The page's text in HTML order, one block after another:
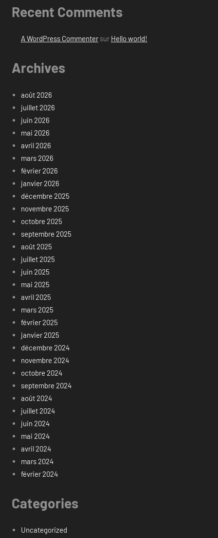
Recent Comments
A WordPress Commentersur Hello world!
Archives
août 2026
juillet 2026
juin 2026
mai 2026
avril 2026
mars 2026
février 2026
janvier 2026
décembre 2025
novembre 2025
octobre 2025
septembre 2025
août 2025
juillet 2025
juin 2025
mai 2025
avril 2025
mars 2025
février 2025
janvier 2025
décembre 2024
novembre 2024
octobre 2024
septembre 2024
août 2024
juillet 2024
juin 2024
mai 2024
avril 2024
mars 2024
février 2024
Categories
Uncategorized